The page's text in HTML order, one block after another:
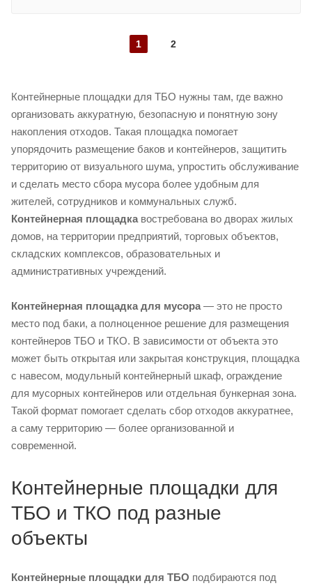
1 2
Контейнерные площадки для ТБО нужны там, где важно
организовать аккуратную, безопасную и понятную зону
накопления отходов. Такая площадка помогает
упорядочить размещение баков и контейнеров, защитить
территорию от визуального шума, упростить обслуживание
и сделать место сбора мусора более удобным для
жителей, сотрудников и коммунальных служб.
Контейнерная площадка востребована во дворах жилых
домов, на территории предприятий, торговых объектов,
складских комплексов, образовательных и
административных учреждений.
Контейнерная площадка для мусора — это не просто
место под баки, а полноценное решение для размещения
контейнеров ТБО и ТКО. В зависимости от объекта это
может быть открытая или закрытая конструкция, площадка
с навесом, модульный контейнерный шкаф, ограждение
для мусорных контейнеров или отдельная бункерная зона.
Такой формат помогает сделать сбор отходов аккуратнее,
а саму территорию — более организованной и
современной.
Контейнерные площадки для
ТБО и ТКО под разные
объекты
Контейнерные площадки для ТБО подбираются под